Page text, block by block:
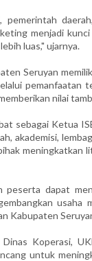
menjadi
luas," ujarnya.
Seruyan
pemanfaatan
nilai
sebagai Ketua
akademisi,
meningkatkan
peserta dapat
usaha
Kabupaten
Koperasi,
untuk